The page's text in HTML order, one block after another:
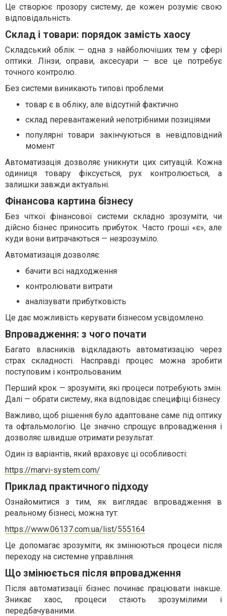
Це створює прозору систему, де кожен розуміє свою
відповідальність.
Склад і товари: порядок замість хаосу
Складський облік — одна з найболючіших тем у сфері
оптики. Лінзи, оправи, аксесуари — все це потребує
точного контролю.
Без системи виникають типові проблеми:
товар є в обліку, але відсутній фактично
склад перевантажений непотрібними позиціями
популярні товари закінчуються в невідповідний
момент
Автоматизація дозволяє уникнути цих ситуацій. Кожна
одиниця товару фіксується, рух контролюється, а
залишки завжди актуальні.
Фінансова картина бізнесу
Без чіткої фінансової системи складно зрозуміти, чи
дійсно бізнес приносить прибуток. Часто гроші «є», але
куди вони витрачаються — незрозуміло.
Автоматизація дозволяє:
бачити всі надходження
контролювати витрати
аналізувати прибутковість
Це дає можливість керувати бізнесом усвідомлено.
Впровадження: з чого почати
Багато власників відкладають автоматизацію через
страх складності. Насправді процес можна зробити
поступовим і контрольованим.
Перший крок — зрозуміти, які процеси потребують змін.
Далі — обрати систему, яка відповідає специфіці бізнесу.
Важливо, щоб рішення було адаптоване саме під оптику
та офтальмологію. Це значно спрощує впровадження і
дозволяє швидше отримати результат.
Один із варіантів, який враховує ці особливості:
https://marvi-system.com/
Приклад практичного підходу
Ознайомитися з тим, як виглядає впровадження в
реальному бізнесі, можна тут:
https://www.06137.com.ua/list/555164
Це допомагає зрозуміти, як змінюються процеси після
переходу на системне управління.
Що змінюється після впровадження
Після автоматизації бізнес починає працювати інакше.
Зникає хаос, процеси стають зрозумілими і
передбачуваними.